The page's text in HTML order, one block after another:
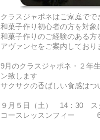
クラスジャポネはご家庭で
和菓子作り初心者の方を対
和菓子作りのご経験のある
アヴァンセをご案内しており
9月のクラスジャポネ・２年
ン致します
サクサクの香ばしい食感は
９月５日（土） 14：30
コースレッスンフィー